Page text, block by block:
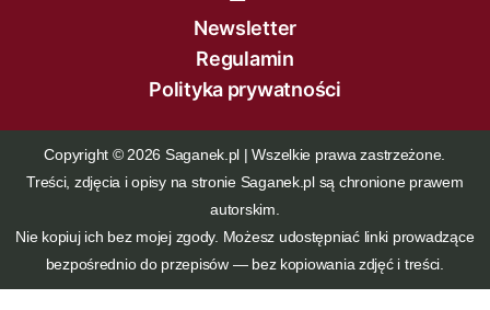
Newsletter
Regulamin
Polityka prywatności
Copyright © 2026 Saganek.pl | Wszelkie prawa zastrzeżone.
Treści, zdjęcia i opisy na stronie Saganek.pl są chronione prawem
autorskim.
Nie kopiuj ich bez mojej zgody. Możesz udostępniać linki prowadzące
bezpośrednio do przepisów — bez kopiowania zdjęć i treści.